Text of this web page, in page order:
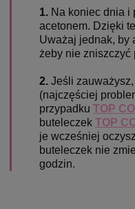
1. Na koniec dnia i
acetonem. Dzięki
Uważaj jednak, by
żeby nie zniszczyć
2. Jeśli
(najczęściej
przypadku TOP
buteleczek TOP
je wcześniej
buteleczek nie
godzin.